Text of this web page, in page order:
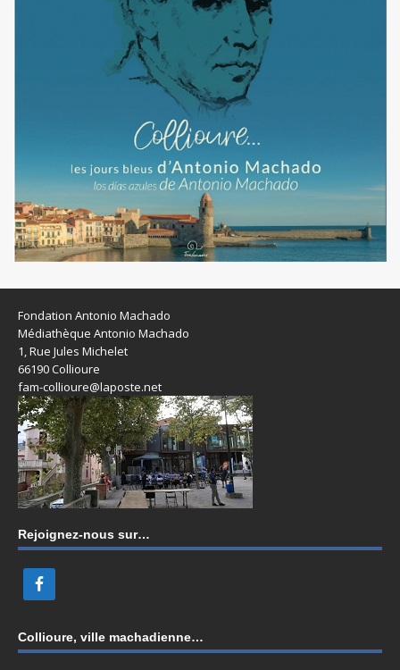
Fondation Antonio Machado
Médiathèque Antonio Machado
1, Rue Jules Michelet
66190 Collioure
fam-collioure@laposte.net
Rejoignez-nous sur…
Collioure, ville machadienne…